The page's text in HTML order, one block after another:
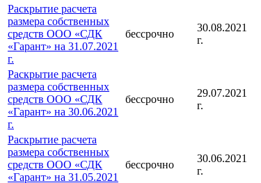
Раскрытие расчета
размера собственных
средств ООО «СДК
«Гарант» на 31.07.2021
г.
бессрочно
30.08.2021
г.
Раскрытие расчета
размера собственных
средств ООО «СДК
«Гарант» на 30.06.2021
г.
бессрочно
29.07.2021
г.
Раскрытие расчета
размера собственных
средств ООО «СДК
«Гарант» на 31.05.2021
бессрочно
30.06.2021
г.